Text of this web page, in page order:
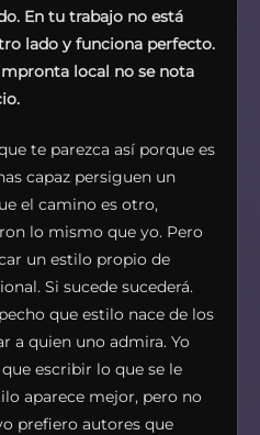
En tu trabajo no está
lado y funciona perfecto.
local no se nota
te parezca así porque es
capaz persiguen un
el camino es otro,
lo mismo que yo. Pero
un estilo propio de
Si sucede sucederá.
que estilo nace de los
a quien uno admira. Yo
escribir lo que se le
aparece mejor, pero no
prefiero autores que